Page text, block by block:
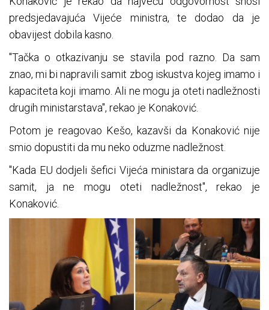
predsjedavajuća Vijeće ministra, te dodao da je
obavijest dobila kasno.
"Tačka o otkazivanju se stavila pod razno. Da sam
znao, mi bi napravili samit zbog iskustva kojeg imamo i
kapaciteta koji imamo. Ali ne mogu ja oteti nadležnosti
drugih ministarstava", rekao je Konaković.
Potom je reagovao Kešo, kazavši da Konaković nije
smio dopustiti da mu neko oduzme nadležnost.
"Kada EU dodjeli šefici Vijeća ministara da organizuje
samit, ja ne mogu oteti nadležnost", rekao je
Konaković.